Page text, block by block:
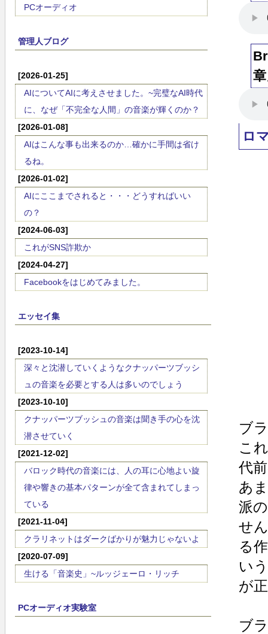
PCオーディオ
管理人ブログ
[2026-01-25]
AIについてAIに考えさせました。~完璧なAI時代
に、なぜ「不完全な人間」の音楽が輝くのか？
[2026-01-08]
AIはこんな事も出来るのか…確かに手間は省け
るね。
[2026-01-02]
AIにここまでされると・・・どうすればいい
の？
[2024-06-03]
これがSNS詐欺か
[2024-04-27]
Facebookをはじめてみました。
エッセイ集
[2023-10-14]
深々と沈潜していくようなクナッパーツブッシ
ュの音楽を必要とする人は多いのでしょう
[2023-10-10]
クナッパーツブッシュの音楽は聞き手の心を沈
潜させていく
[2021-12-02]
バロック時代の音楽には、人の耳に心地よい旋
律や響きの基本パターンが全て含まれてしまっ
ている
[2021-11-04]
クラリネットはダークばかりが魅力じゃないよ
[2020-07-09]
生ける「音楽史」~ルッジェーロ・リッチ
PCオーディオ実験室
ロ
ブ
こ
代
あ
派
せ
る
い
が
ブ